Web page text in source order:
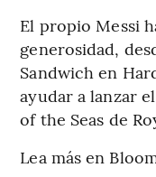
El propio Messi
generosidad,
Sandwich en
ayudar a lanzar
of the Seas de
Lea más en